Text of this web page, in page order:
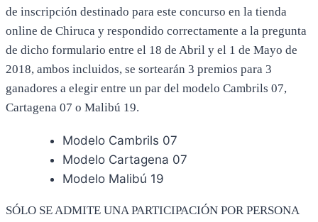
de inscripción destinado para este concurso en la tienda
online de Chiruca y respondido correctamente a la pregunta
de dicho formulario entre el 18 de Abril y el 1 de Mayo de
2018, ambos incluidos, se sortearán 3 premios para 3
ganadores a elegir entre un par del modelo Cambrils 07,
Cartagena 07 o Malibú 19.
Modelo Cambrils 07
Modelo Cartagena 07
Modelo Malibú 19
SÓLO SE ADMITE UNA PARTICIPACIÓN POR PERSONA